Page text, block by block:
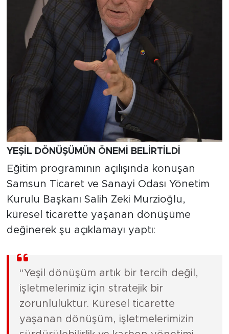
YEŞİL DÖNÜŞÜMÜN ÖNEMİ BELİRTİLDİ
Eğitim programının açılışında konuşan
Samsun Ticaret ve Sanayi Odası Yönetim
Kurulu Başkanı Salih Zeki Murzioğlu,
küresel ticarette yaşanan dönüşüme
değinerek şu açıklamayı yaptı:
“Yeşil dönüşüm artık bir tercih değil,
işletmelerimiz için stratejik bir
zorunluluktur. Küresel ticarette
yaşanan dönüşüm, işletmelerimizin